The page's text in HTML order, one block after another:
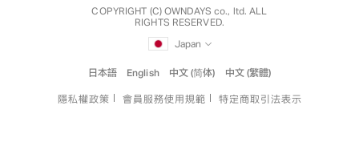
COPYRIGHT (C) OWNDAYS co., ltd. ALL
RIGHTS RESERVED.
Japan
日本語 English 中文 (简体) 中文 (繁體)
隱私權政策 會員服務使用規範 特定商取引法表示